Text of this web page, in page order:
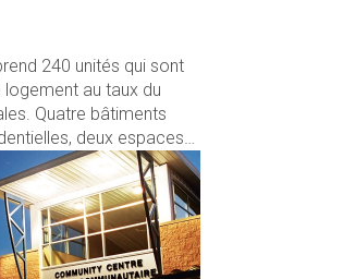
240 unités qui sont
au taux du
Quatre bâtiments
deux espaces
location.